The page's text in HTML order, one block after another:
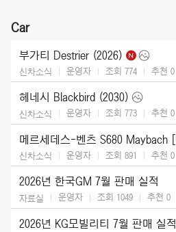
Car
부가티 Destrier (2026)
신차소식 운영자 조회 774 추천 0
헤네시 Blackbird (2030)
신차소식 운영자 조회 773 추천 0
신차소식 운영자 조회 891 추천 0
2026년 한국GM 7월 판매 실적
자료실 운영자 조회 1049 추천 0
2026년 KG모빌리티 7월 판매 실적